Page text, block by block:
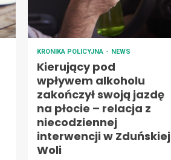
KRONIKA POLICYJNA NEWS
Kierujący pod
wpływem alkoholu
zakończył swoją jazdę
na płocie – relacja z
niecodziennej
interwencji w Zduńskiej
Woli